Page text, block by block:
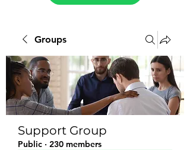
Groups
Support Group
Public · 230 members